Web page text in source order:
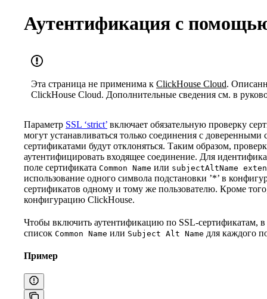
Аутентификация с
Эта страница не применима к ClickHouse Cloud.
ClickHouse Cloud. Дополнительные сведения см. в
Параметр SSL ‘strict’ включает обязательную проверку
могут устанавливаться только соединения с
сертификатами будут отклоняться. Таким образом,
аутентифицировать входящее соединение. Для
поле сертификата Common Name или subjectAltName
использование одного символа подстановки ’*’ в
сертификатов одному и тому же пользователю. Кроме
конфигурацию ClickHouse.
Чтобы включить аутентификацию по SSL-сертификатам,
список Common Name или Subject Alt Name для каждого
Пример